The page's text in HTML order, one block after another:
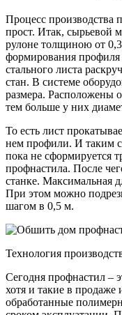
Процесс производства
прост. Итак, сырьевой
рулоне толщиною от
формирования профиля
стального листа
стан. В системе
размера. Расположены
тем больше у них
То есть лист
нем профили. И таким
пока не сформируется
профнастила. После
станке. Максимальная
При этом можно
шагом в 0,5 м.
Технология
Сегодня профнастил –
хотя и такие в
обработанные